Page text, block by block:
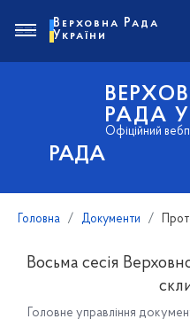
РАДА
РАДА
Офіційний
Верховна Рада
України
Головна Документи
Восьма сесія
Головне управління